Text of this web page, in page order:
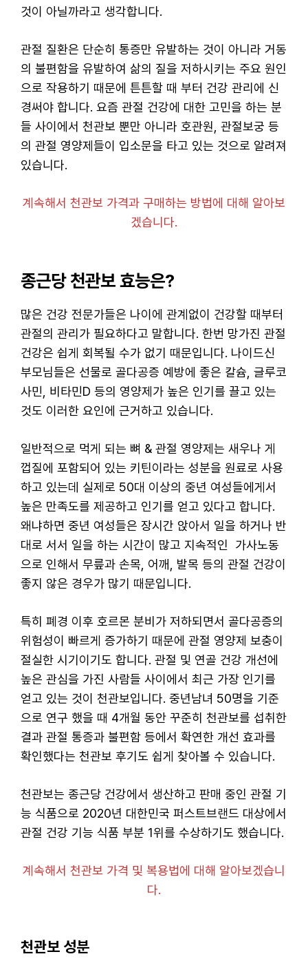
것이 아닐까라고 생각합니다.
관절 질환은 단순히 통증만 유발하는 것이 아니라 거동
의 불편함을 유발하여 삶의 질을 저하시키는 주요 원인
으로 작용하기 때문에 튼튼할 때 부터 건강 관리에 신
경써야 합니다. 요즘 관절 건강에 대한 고민을 하는 분
들 사이에서 천관보 뿐만 아니라 호관원, 관절보궁 등
의 관절 영양제들이 입소문을 타고 있는 것으로 알려져
있습니다.
계속해서 천관보 가격과 구매하는 방법에 대해 알아보
겠습니다.
종근당 천관보 효능은?
많은 건강 전문가들은 나이에 관계없이 건강할 때부터
관절의 관리가 필요하다고 말합니다. 한번 망가진 관절
건강은 쉽게 회복될 수가 없기 때문입니다. 나이드신
부모님들은 선물로 골다공증 예방에 좋은 칼슘, 글루코
사민, 비타민D 등의 영양제가 높은 인기를 끌고 있는
것도 이러한 요인에 근거하고 있습니다.
일반적으로 먹게 되는 뼈 & 관절 영양제는 새우나 게
껍질에 포함되어 있는 키틴이라는 성분을 원료로 사용
하고 있는데 실제로 50대 이상의 중년 여성들에게서
높은 만족도를 제공하고 인기를 얻고 있다고 합니다.
왜냐하면 중년 여성들은 장시간 앉아서 일을 하거나 반
대로 서서 일을 하는 시간이 많고 지속적인 가사노동
으로 인해서 무릎과 손목, 어깨, 발목 등의 관절 건강이
좋지 않은 경우가 많기 때문입니다.
특히 폐경 이후 호르몬 분비가 저하되면서 골다공증의
위험성이 빠르게 증가하기 때문에 관절 영양제 보충이
절실한 시기이기도 합니다. 관절 및 연골 건강 개선에
높은 관심을 가진 사람들 사이에서 최근 가장 인기를
얻고 있는 것이 천관보입니다. 중년남녀 50명을 기준
으로 연구 했을 때 4개월 동안 꾸준히 천관보를 섭취한
결과 관절 통증과 불편함 등에서 확연한 개선 효과를
확인했다는 천관보 후기도 쉽게 찾아볼 수 있습니다.
천관보는 종근당 건강에서 생산하고 판매 중인 관절 기
능 식품으로 2020년 대한민국 퍼스트브랜드 대상에서
관절 건강 기능 식품 부분 1위를 수상하기도 했습니다.
계속해서 천관보 가격 및 복용법에 대해 알아보겠습니
다.
천관보 성분